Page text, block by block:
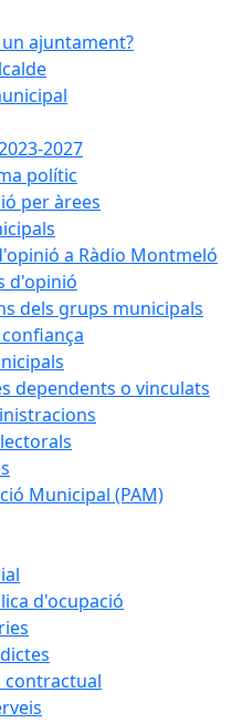
ajuntament?
2027
polític
per àrees
a Ràdio Montmeló
d'opinió
dels grups municipals
dependents o vinculats
Municipal (PAM)
d'ocupació